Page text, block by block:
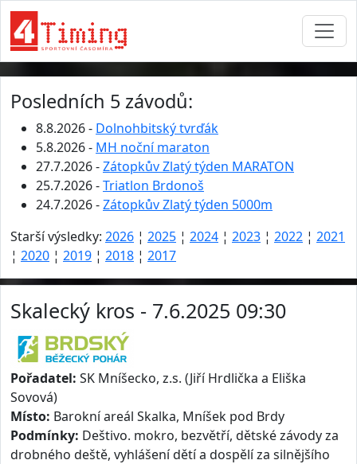
Posledních 5 závodů:
8.8.2026 - Dolnohbitský tvrďák
5.8.2026 - MH noční maraton
27.7.2026 -Zátopkův Zlatý týden MARATON
25.7.2026 -Triatlon Brdonoš
24.7.2026 -Zátopkův Zlatý týden 5000m
Starší výsledky: 2026 ¦ 2025 ¦ 2024 ¦ 2023 ¦ 2022 ¦ 2021
¦ 2020 ¦ 2019 ¦ 2018 ¦ 2017
Skalecký kros - 7.6.2025 09:30
Pořadatel: SK Mníšecko, z.s. (Jiří Hrdlička a Eliška
Sovová)
Místo: Barokní areál Skalka, Mníšek pod Brdy
Podmínky: Deštivo. mokro, bezvětří, dětské závody za
drobného deště, vyhlášení dětí a dospělí za silnějšího